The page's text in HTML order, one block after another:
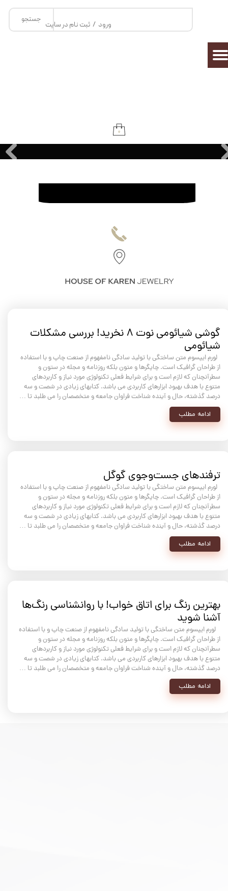
جستجو
۰
ورود / ثبت نام در سایت
تغییر گذر واژه
سفارشات
گوشی شیائومی نوت ۸ نخرید! بررسی مشکلات
شیائومی
لورم ایپسوم متن ساختگی با تولید سادگی نامفهوم از صنعت چاپ و با استفاده
از طراحان گرافیک است. چاپگرها و متون بلکه روزنامه و مجله در ستون و
سطرآنچنان که لازم است و برای شرایط فعلی تکنولوژی مورد نیاز و کاربردهای
متنوع با هدف بهبود ابزارهای کاربردی می باشد. کتابهای زیادی در شصت و سه
درصد گذشته، حال و آینده شناخت فراوان جامعه و متخصصان را می طلبد تا …
ادامه مطلب
ترفندهای جست‌وجوی گوگل
لورم ایپسوم متن ساختگی با تولید سادگی نامفهوم از صنعت چاپ و با استفاده
از طراحان گرافیک است. چاپگرها و متون بلکه روزنامه و مجله در ستون و
سطرآنچنان که لازم است و برای شرایط فعلی تکنولوژی مورد نیاز و کاربردهای
متنوع با هدف بهبود ابزارهای کاربردی می باشد. کتابهای زیادی در شصت و سه
درصد گذشته، حال و آینده شناخت فراوان جامعه و متخصصان را می طلبد تا …
ادامه مطلب
بهترین رنگ برای اتاق خواب! با روانشناسی رنگ‌ها
آشنا شوید
لورم ایپسوم متن ساختگی با تولید سادگی نامفهوم از صنعت چاپ و با استفاده
از طراحان گرافیک است. چاپگرها و متون بلکه روزنامه و مجله در ستون و
سطرآنچنان که لازم است و برای شرایط فعلی تکنولوژی مورد نیاز و کاربردهای
متنوع با هدف بهبود ابزارهای کاربردی می باشد. کتابهای زیادی در شصت و سه
درصد گذشته، حال و آینده شناخت فراوان جامعه و متخصصان را می طلبد تا …
ادامه مطلب